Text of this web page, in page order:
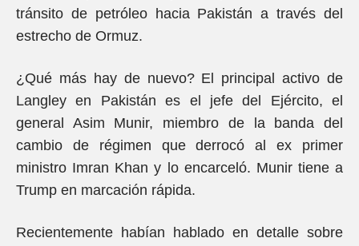
tránsito de petróleo hacia Pakistán a través del
estrecho de Ormuz.
¿Qué más hay de nuevo? El principal activo de
Langley en Pakistán es el jefe del Ejército, el
general Asim Munir, miembro de la banda del
cambio de régimen que derrocó al ex primer
ministro Imran Khan y lo encarceló. Munir tiene a
Trump en marcación rápida.
Recientemente habían hablado en detalle sobre